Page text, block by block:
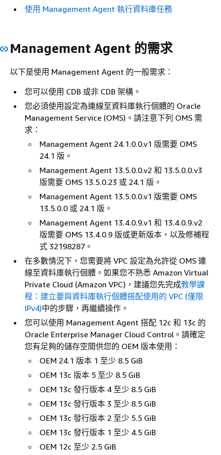
使用 Management Agent 執行資料庫任務
Management Agent 的需求
以下是使用 Management Agent 的一般需求：
您可以使用 CDB 或非 CDB 架構。
您必須使用設定為連線至資料庫執行個體的 Oracle
Management Service (OMS)。請注意下列 OMS 需
求：
Management Agent 24.1.0.0.v1 版需要 OMS
24.1 版。
Management Agent 13.5.0.0.v2 和 13.5.0.0.v3
版需要 OMS 13.5.0.23 或 24.1 版。
Management Agent 13.5.0.0.v1 版需要 OMS
13.5.0.0 或 24.1 版。
Management Agent 13.4.0.9.v1 和 13.4.0.9.v2
版需要 OMS 13.4.0.9 版或更新版本，以及修補程
式 32198287。
在多數情況下，您需要將 VPC 設定為允許從 OMS 連
線至資料庫執行個體。如果您不熟悉 Amazon Virtual
Private Cloud (Amazon VPC)，建議您先完成教學課
程：建立要與資料庫執行個體搭配使用的 VPC (僅限
IPv4)中的步驟，再繼續操作。
您可以使用 Management Agent 搭配 12c 和 13c 的
Oracle Enterprise Manager Cloud Control。請確定
您有足夠的儲存空間供您的 OEM 版本使用：
OEM 24.1 版本 1 至少 8.5 GiB
OEM 13c 版本 5 至少 8.5 GiB
OEM 13c 發行版本 4 至少 8.5 GiB
OEM 13c 發行版本 3 至少 8.5 GiB
OEM 13c 發行版本 2 至少 5.5 GiB
OEM 13c 發行版本 1 至少 4.5 GiB
OEM 12c 至少 2.5 GiB